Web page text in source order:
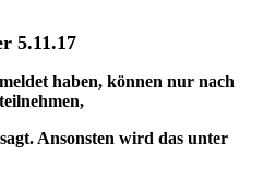
5.11.17
haben, können nur nach
Ansonsten wird das unter